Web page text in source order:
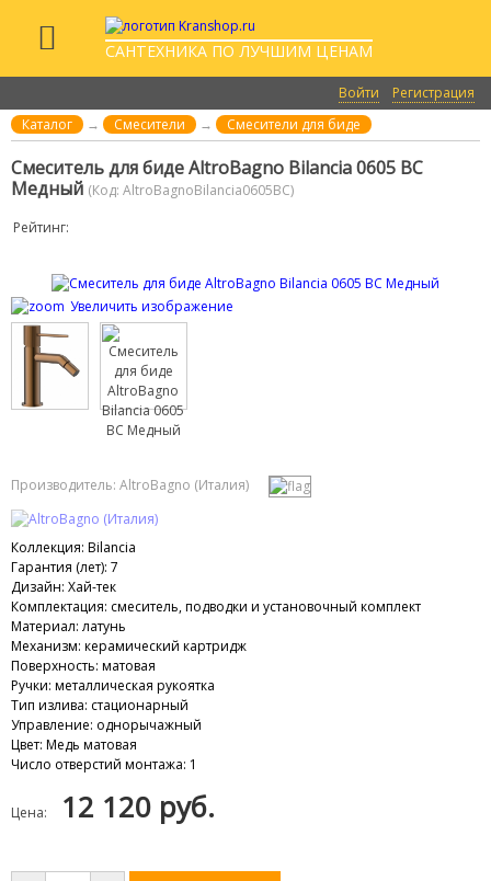
САНТЕХНИКА ПО ЛУЧШИМ ЦЕНАМ
Войти
Регистрация
Каталог
→ Смесители → Смесители для биде
Смеситель для биде AltroBagno Bilancia 0605 BC
Медный (Код: AltroBagnoBilancia0605BC)
Рейтинг:
Увеличить изображение
Производитель: AltroBagno (Италия)
Коллекция: Bilancia
Гарантия (лет): 7
Дизайн: Хай-тек
Комплектация: смеситель, подводки и установочный комплект
Материал: латунь
Механизм: керамический картридж
Поверхность: матовая
Ручки: металлическая рукоятка
Тип излива: стационарный
Управление: однорычажный
Цвет: Медь матовая
Число отверстий монтажа: 1
Цена: 12 120 руб.